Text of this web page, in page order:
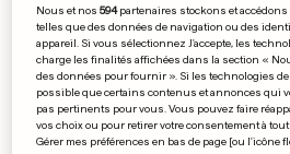
Les
seraient
Nous et nos594partenaires stockons et
telles que des données de navigation ou des
appareil. Si vous sélectionnez J'accepte, les
charge les finalités affichées dans la section «
des données pour fournir ». Si les technologies
possible que certains contenus et annonces qui
pas pertinents pour vous. Vous pouvez faire
vos choix ou pour retirer votre consentement à
Gérer mes préférences en bas de page [ou l'icône